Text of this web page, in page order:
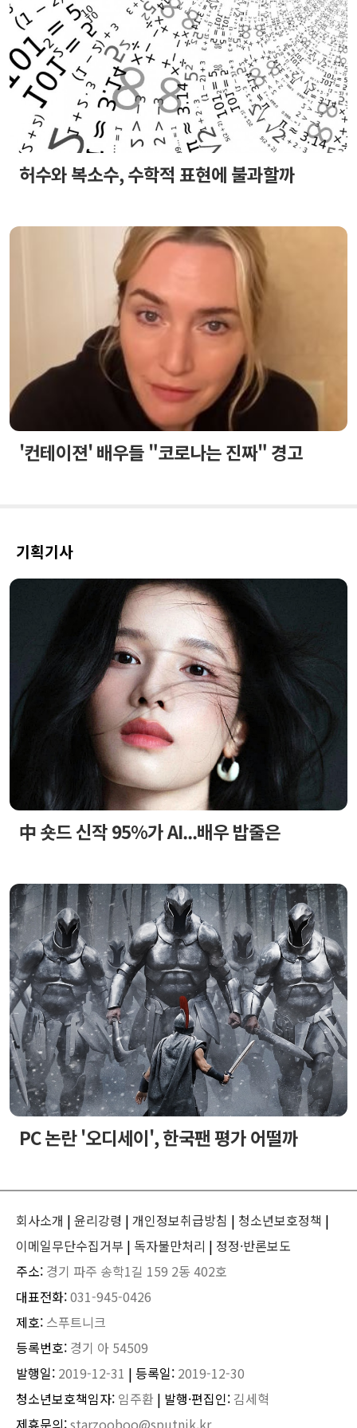
허수와 복소수, 수학적 표현에 불과할까
'컨테이젼' 배우들 "코로나는 진짜" 경고
기획기사
中 숏드 신작 95%가 AI...배우 밥줄은
PC 논란 '오디세이', 한국팬 평가 어떨까
회사소개 | 윤리강령 | 개인정보취급방침 | 청소년보호정책 |
이메일무단수집거부 | 독자불만처리 | 정정·반론보도
주소: 경기 파주 송학1길 159 2동 402호
대표전화:031-945-0426
제호: 스푸트니크
등록번호: 경기 아 54509
발행일: 2019-12-31 | 등록일: 2019-12-30
청소년보호책임자: 임주환 | 발행·편집인: 김세혁